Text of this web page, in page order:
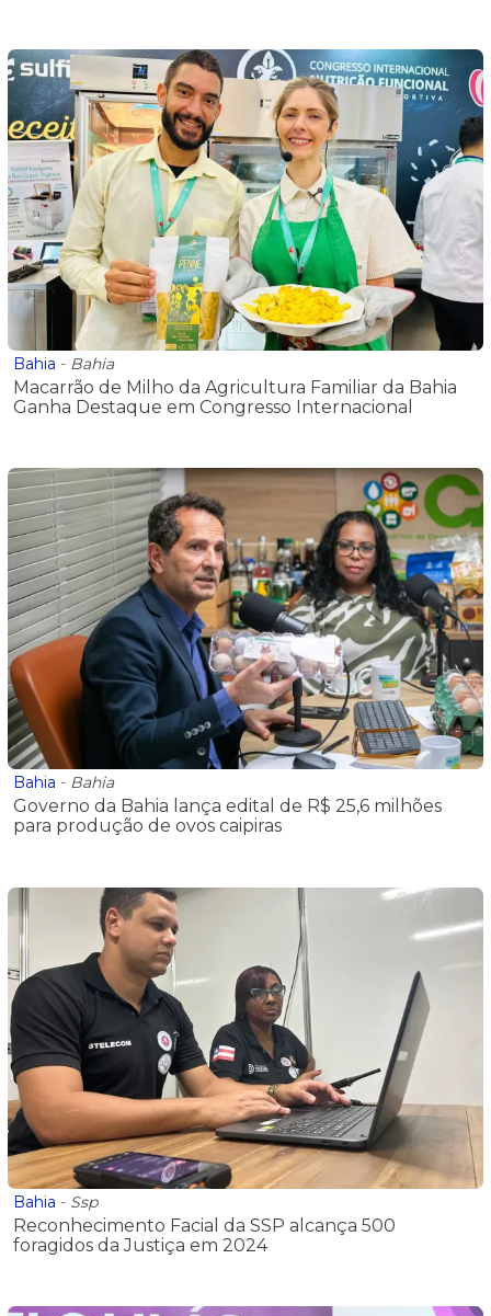
Bahia - Bahia
Macarrão de Milho da Agricultura Familiar da Bahia
Ganha Destaque em Congresso Internacional
Bahia - Bahia
Governo da Bahia lança edital de R$ 25,6 milhões
para produção de ovos caipiras
Bahia - Ssp
Reconhecimento Facial da SSP alcança 500
foragidos da Justiça em 2024